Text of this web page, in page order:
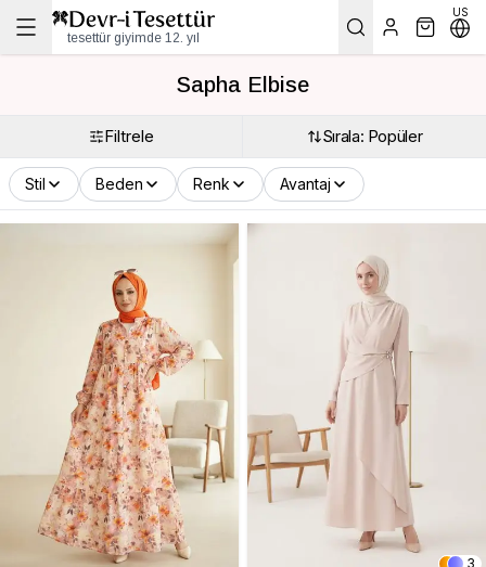
tesettür giyimde 12. yıl
US
Sapha Elbise
Filtrele Sırala: Popüler
Stil Beden Renk Avantaj
3